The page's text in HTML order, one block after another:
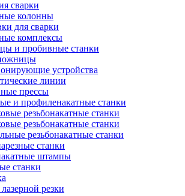
сварки
колонны
для сварки
комплексы
и пробивные станки
устройства
линии
прессы
и профиленакатные станки
резьбонакатные станки
резьбонакатные станки
резьбонакатные станки
станки
штампы
станки
резки